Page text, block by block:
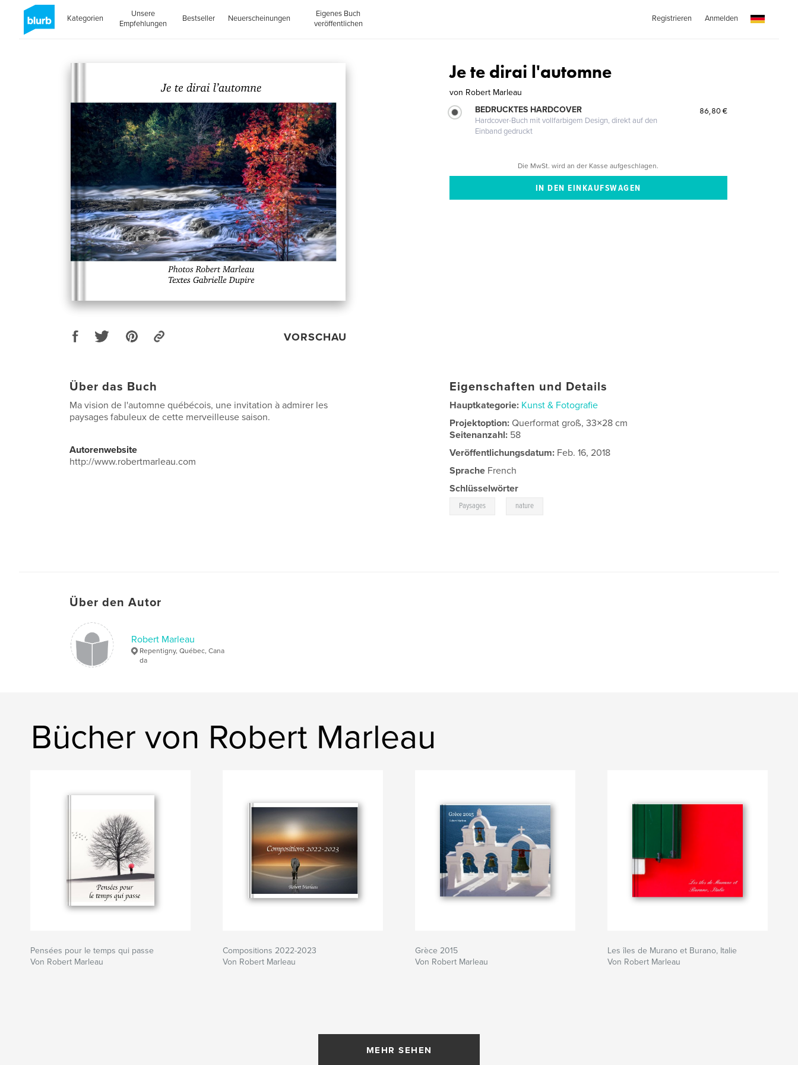
Kategorien
Unsere
Empfehlungen
Bestseller Neuerscheinungen
Eigenes Buch
veröffentlichen
Registrieren Anmelden
VORSCHAU
Je te dirai l'automne
von Robert Marleau
BEDRUCKTES HARDCOVER
Hardcover-Buch mit vollfarbigem Design, direkt auf den
Einband gedruckt
86,80 €
Die MwSt. wird an der Kasse aufgeschlagen.
Über das Buch
Ma vision de l'automne québécois, une invitation à admirer les
paysages fabuleux de cette merveilleuse saison.
Autorenwebsite
http://www.robertmarleau.com
Eigenschaften und Details
Hauptkategorie: Kunst & Fotografie
Projektoption:Querformat groß, 33×28 cm
Seitenanzahl: 58
Veröffentlichungsdatum: Feb. 16, 2018
Sprache French
Schlüsselwörter
Paysages nature
Über den Autor
Robert Marleau
Repentigny, Québec, Cana
da
Bücher von Robert Marleau
Pensées pour le temps qui passe
Von Robert Marleau
Compositions 2022-2023
Von Robert Marleau
Grèce 2015
Von Robert Marleau
Les îles de Murano et Burano, Italie
Von Robert Marleau
MEHR SEHEN